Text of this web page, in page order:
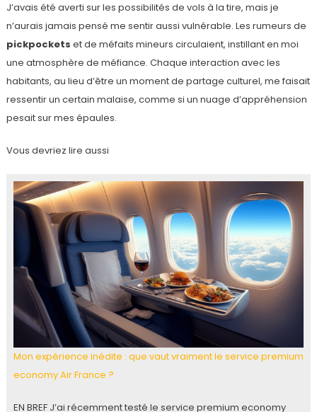
J’avais été averti sur les possibilités de vols à la tire, mais je
n’aurais jamais pensé me sentir aussi vulnérable. Les rumeurs de
pickpockets et de méfaits mineurs circulaient, instillant en moi
une atmosphère de méfiance. Chaque interaction avec les
habitants, au lieu d’être un moment de partage culturel, me faisait
ressentir un certain malaise, comme si un nuage d’appréhension
pesait sur mes épaules.
Vous devriez lire aussi
Mon expérience inédite : que vaut vraiment le service premium
economy Air France ?
EN BREF J’ai récemment testé le service premium economy